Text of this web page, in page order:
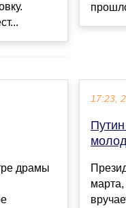
драмы
17:23,
марта,